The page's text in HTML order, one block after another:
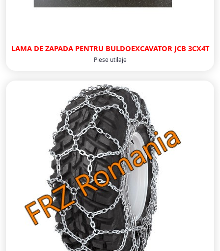
LAMA DE ZAPADA PENTRU BULDOEXCAVATOR JCB 3CX4T
Piese utilaje